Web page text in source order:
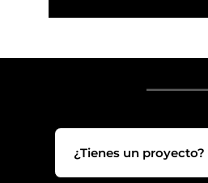
¿Tienes un